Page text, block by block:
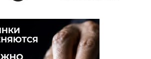
10 мая 2021 в 03:57:
у медведя есть квадроцикл, модный
стетоскоп и докторский халат...